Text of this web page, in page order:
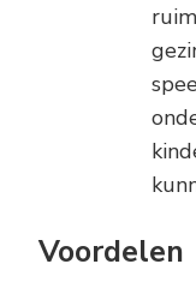
Voordelen